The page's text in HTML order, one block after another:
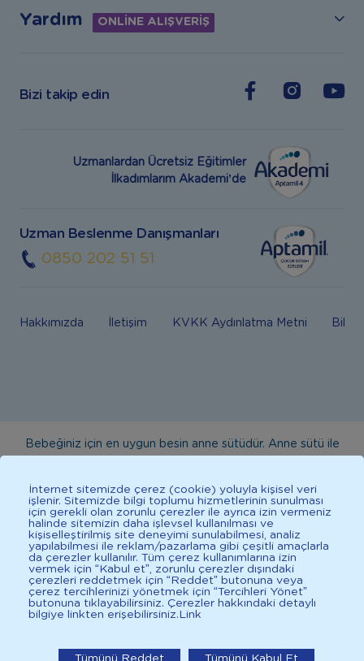
Yardım ONLİNE ALIŞVERİŞ
Bizi takip edin
Uzmanlardan Ücretsiz Eğitimler
İlkadımlarım Akademi’de
Uzman Beslenme Danışmanları
0850 202 51 51
Hakkımızda İletişim KVKK Aydınlatma Metni Bilgi
Bebeğiniz için en uygun besin anne sütüdür. Anne sütü ile
danışınız. Bu sitede yayınlanan bilgiler hekim tavsiyesi
yerine geçmez. En doğru bilgi için doktorunuza danışınız.
Sağlıklı yaşam için dengeli, çeşitli beslenilmelidir. *D vitamini
çocuklarda bağışıklık sisteminin normal işlevine katkıda
bulunur.
İnternet sitemizde çerez (cookie) yoluyla kişisel veri
işlenir. Sitemizde bilgi toplumu hizmetlerinin sunulması
için gerekli olan zorunlu çerezler ile ayrıca izin vermeniz
halinde sitemizin daha işlevsel kullanılması ve
kişiselleştirilmiş site deneyimi sunulabilmesi, analiz
yapılabilmesi ile reklam/pazarlama gibi çeşitli amaçlarla
da çerezler kullanılır. Tüm çerez kullanımlarına izin
vermek için “Kabul et”, zorunlu çerezler dışındaki
çerezleri reddetmek için “Reddet” butonuna veya
çerez tercihlerinizi yönetmek için “Tercihleri Yönet”
butonuna tıklayabilirsiniz. Çerezler hakkındaki detaylı
bilgiye linkten erişebilirsiniz. Link
Tümünü Reddet Tümünü Kabul Et